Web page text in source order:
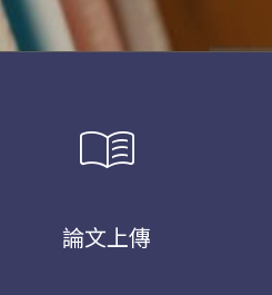
menu_book
論文上傳